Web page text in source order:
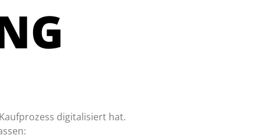
digitalisiert hat.